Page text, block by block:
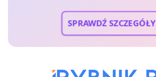
SPRAWDŹ SZCZEGÓŁY